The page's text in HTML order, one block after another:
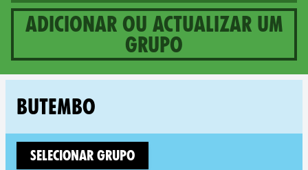
Adicionar ou actualizar um
grupo
13 groups in Democratic
BUTEMBO
Selecionar Grupo